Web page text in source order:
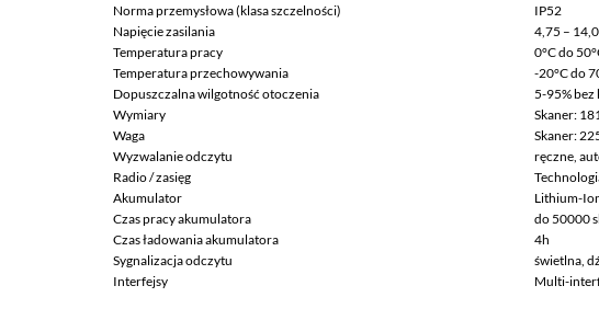
Norma przemysłowa (klasa szczelności)
IP52
Napięcie zasilania
4,75 –
Temperatura pracy
0°C do
Temperatura przechowywania
-20°C do
Dopuszczalna wilgotność otoczenia
5-95%
Wymiary
Skaner:
Waga
Skaner:
Wyzwalanie odczytu
ręczne,
Radio / zasięg
Akumulator
Lithium-
Czas pracy akumulatora
do 50000
Czas ładowania akumulatora
4h
Sygnalizacja odczytu
świetlna,
Interfejsy
Multi-